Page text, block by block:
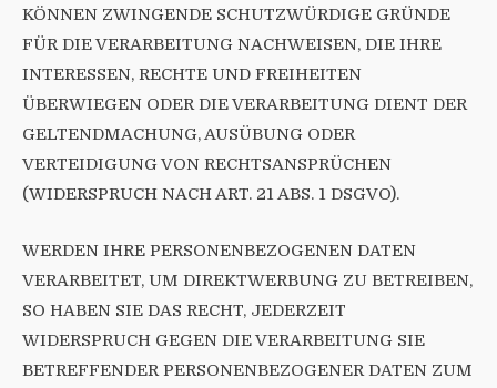
KÖNNEN ZWINGENDE SCHUTZWÜRDIGE GRÜNDE
FÜR DIE VERARBEITUNG NACHWEISEN, DIE IHRE
INTERESSEN, RECHTE UND FREIHEITEN
ÜBERWIEGEN ODER DIE VERARBEITUNG DIENT DER
GELTENDMACHUNG, AUSÜBUNG ODER
VERTEIDIGUNG VON RECHTSANSPRÜCHEN
(WIDERSPRUCH NACH ART. 21 ABS. 1 DSGVO).
WERDEN IHRE PERSONENBEZOGENEN DATEN
VERARBEITET, UM DIREKTWERBUNG ZU BETREIBEN,
SO HABEN SIE DAS RECHT, JEDERZEIT
WIDERSPRUCH GEGEN DIE VERARBEITUNG SIE
BETREFFENDER PERSONENBEZOGENER DATEN ZUM